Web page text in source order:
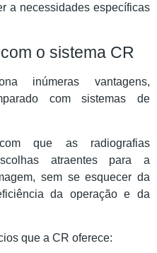
a necessidades específicas
o sistema CR
inúmeras vantagens,
com sistemas de
que as radiografias
atraentes para a
sem se esquecer da
da operação e da
que a CR oferece: